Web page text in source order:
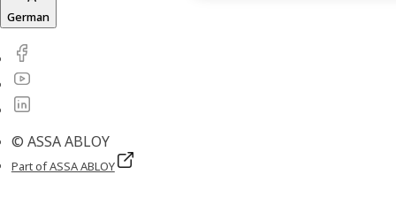
German
© ASSA ABLOY
Part of ASSA ABLOY